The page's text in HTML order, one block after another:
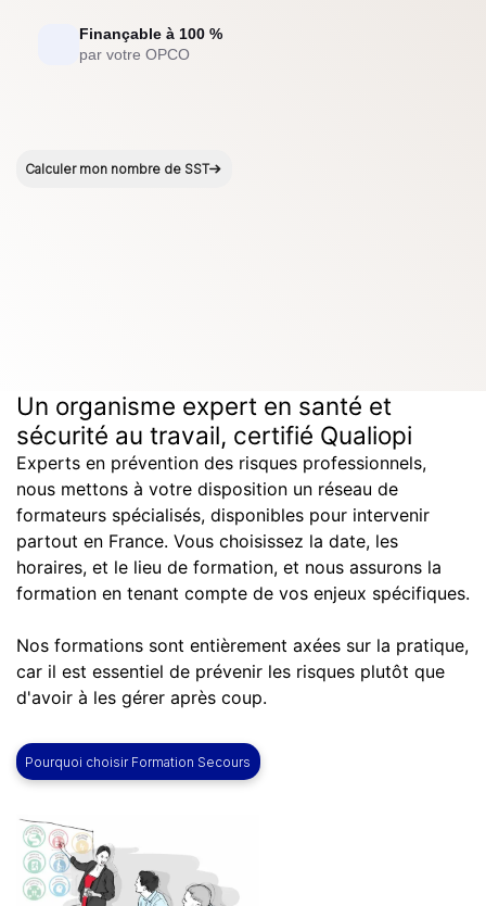
Finançable à 100 %
par votre OPCO
Calculer mon nombre de SST
Un organisme expert en santé et
sécurité au travail, certifié Qualiopi
Experts en prévention des risques professionnels,
nous mettons à votre disposition un réseau de
formateurs spécialisés, disponibles pour intervenir
partout en France. Vous choisissez la date, les
horaires, et le lieu de formation, et nous assurons la
formation en tenant compte de vos enjeux spécifiques.
Nos formations sont entièrement axées sur la pratique,
car il est essentiel de prévenir les risques plutôt que
d'avoir à les gérer après coup.
Pourquoi choisir Formation Secours